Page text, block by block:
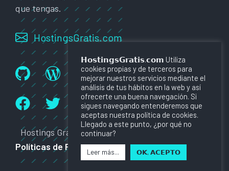
que tengas.
HostingsGratis.com
Hostings Gratis ©2022
Política de Cookies
Políticas de Privacidad
Aviso Legal y Términos
de Uso
𝗛𝗼𝘀𝘁𝗶𝗻𝗴𝘀𝗚𝗿𝗮𝘁𝗶𝘀.𝗰𝗼𝗺 Utiliza
cookies propias y de terceros para
mejorar nuestros servicios mediante el
análisis de tus hábitos en la web y así
ofrecerte una buena navegación. Si
sigues navegando entenderemos que
aceptas nuestra política de cookies.
Llegado a este punto, ¿por qué no
continuar?
Leer más... 𝗢𝗞, 𝗔𝗖𝗘𝗣𝗧𝗢